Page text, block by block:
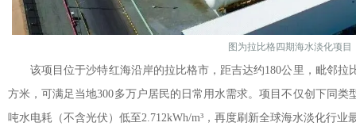
图为拉比格四期海水淡化项目
该项目位于沙特红海沿岸的拉比格市，距吉达约180公里，毗邻拉
方米，可满足当地300多万户居民的日常用水需求。项目不仅创下同
吨水电耗（不含光伏）低至2.712kWh/m³，再度刷新全球海水淡化行业